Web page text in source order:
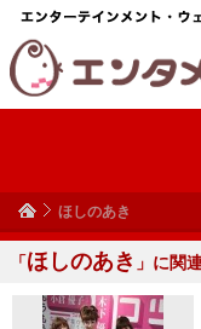
ほしのあき
「ほしのあき 」に関